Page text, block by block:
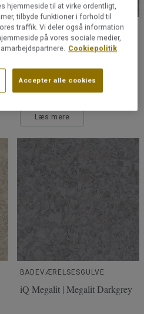
BADEVÆRELSESGULVE
iQ Megalit | Megalit Graphite
Sant
Læs mere
BADEVÆRELSESGULVE
iQ Megalit | Megalit Darkgrey
hjemmeside til at virke ordentligt,
tilbyde funktioner i forhold til
traffik. Vi deler også information
på vores sociale medier,
Cookiepolitik
Accepter alle cookies